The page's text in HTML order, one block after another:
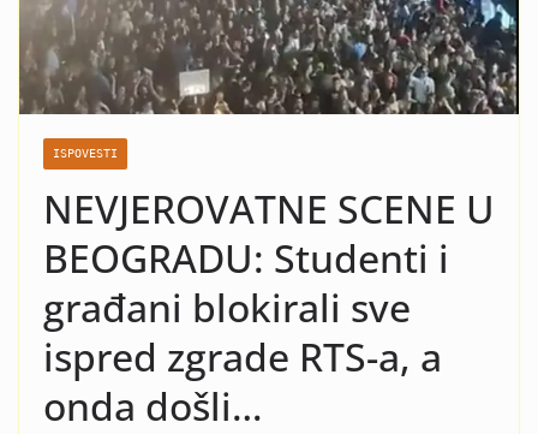
nasilje i krah: Evo koja žena
je razlog kraha braka Čede
Jovanovića! Kad vidite o kome
se radi neće vam bit dobro!
ISPOVESTI
NEVJEROVATNE SCENE U
BEOGRADU: Studenti i
građani blokirali sve
ispred zgrade RTS-a, a
onda došli…